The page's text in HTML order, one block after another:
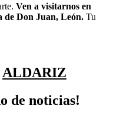
Ven a visitarnos en
de Don Juan, León. Tu
ALDARIZ
de noticias!